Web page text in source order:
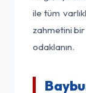
ile tüm
zahmetini bir
odaklanın.